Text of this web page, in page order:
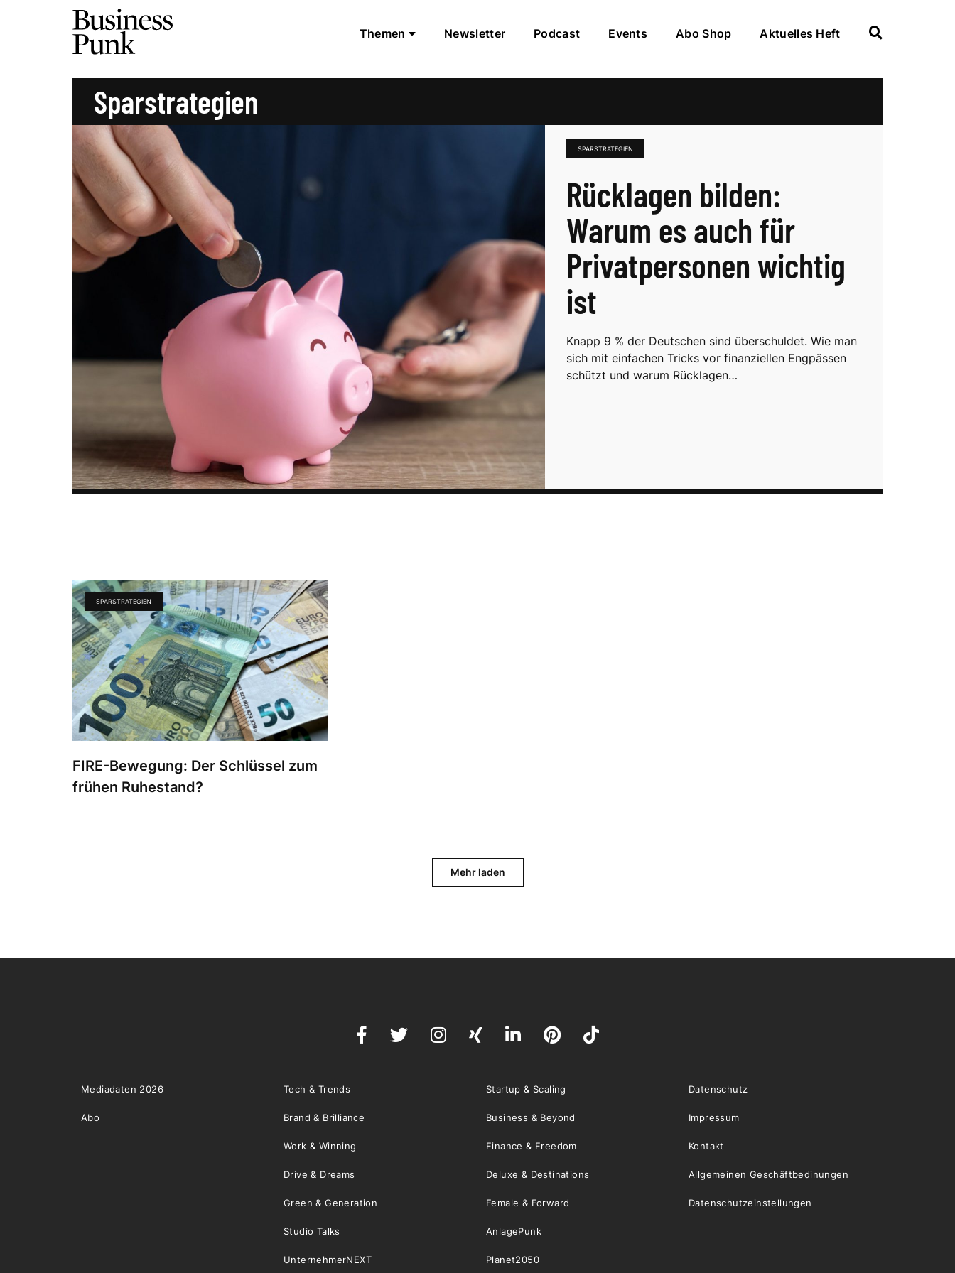
Themen Newsletter Podcast Events Abo Shop Aktuelles Heft
Sparstrategien
SPARSTRATEGIEN
Rücklagen bilden:
Warum es auch für
Privatpersonen wichtig
ist
Knapp 9 % der Deutschen sind überschuldet. Wie man
sich mit einfachen Tricks vor finanziellen Engpässen
schützt und warum Rücklagen…
FIRE-Bewegung: Der Schlüssel zum
frühen Ruhestand?
SPARSTRATEGIEN
Mehr laden
Mediadaten 2026
Abo
Tech & Trends Startup & Scaling
Brand & Brilliance Business & Beyond
Work & Winning Finance & Freedom
Drive & Dreams Deluxe & Destinations
Green & Generation Female & Forward
Studio Talks AnlagePunk
UnternehmerNEXT Planet2050
Datenschutz
Impressum
Kontakt
Allgemeinen Geschäftbedinungen
Datenschutzeinstellungen